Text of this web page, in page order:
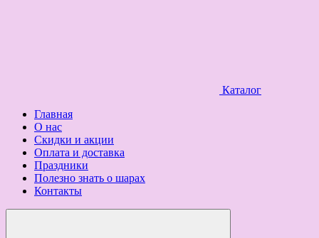
Каталог
Главная
О нас
Скидки и акции
Оплата и доставка
Праздники
Полезно знать о шарах
Контакты